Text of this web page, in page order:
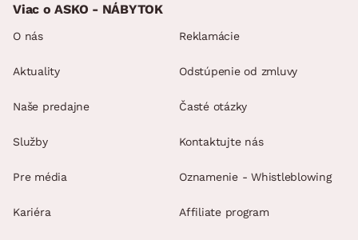
Viac o ASKO - NÁBYTOK
O nás
Aktuality
Naše predajne
Služby
Pre média
Kariéra
Reklamácie
Odstúpenie od zmluvy
Časté otázky
Kontaktujte nás
Oznamenie - Whistleblowing
Affiliate program